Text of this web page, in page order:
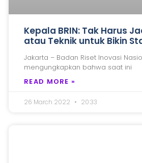
Kepala BRIN: Tak Harus
atau Teknik untuk Bikin
Jakarta – Badan Riset Inovasi
mengungkapkan bahwa saat ini
READ MORE »
26 March 2022 20:33